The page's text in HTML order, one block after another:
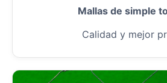
Mallas de simple
Calidad y mejor